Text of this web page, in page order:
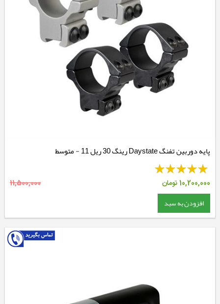
پایه دوربین تفنگ Daystate رینگ 30 ریل 11 - متوسط
10,200,000 تومان 11,500,000
افزودن به سبد